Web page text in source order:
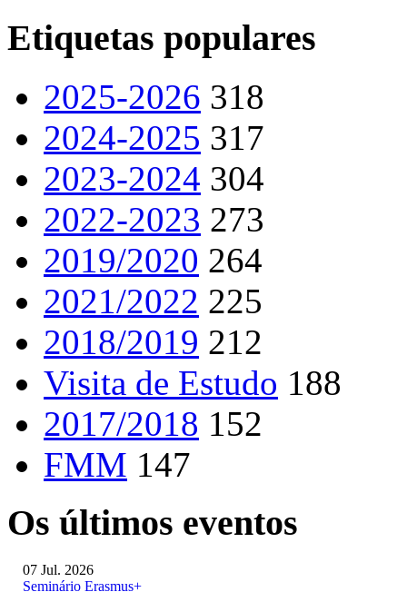
Etiquetas populares
2025-2026 318
2024-2025 317
2023-2024 304
2022-2023 273
2019/2020 264
2021/2022 225
2018/2019 212
Visita de Estudo 188
2017/2018 152
FMM 147
Os últimos eventos
07 Jul. 2026
Seminário Erasmus+